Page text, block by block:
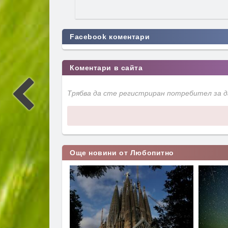
Facebook коментари
Коментари в сайта
Трябва да сте регистриран потребител
Още новини от Любопитно